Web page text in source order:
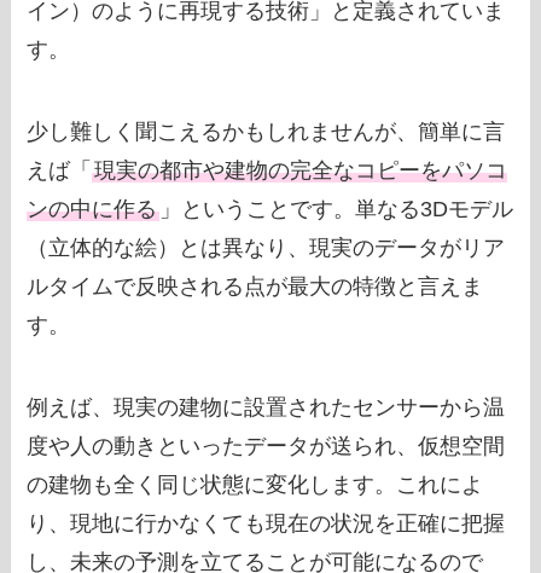
イン）のように再現する技術」と定義されていま
す。
少し難しく聞こえるかもしれませんが、簡単に言
えば「現実の都市や建物の完全なコピーをパソコ
ンの中に作る 」ということです。単なる3Dモデル
（立体的な絵）とは異なり、現実のデータがリア
ルタイムで反映される点が最大の特徴と言えま
す。
例えば、現実の建物に設置されたセンサーから温
度や人の動きといったデータが送られ、仮想空間
の建物も全く同じ状態に変化します。これによ
り、現地に行かなくても現在の状況を正確に把握
し、未来の予測を立てることが可能になるので